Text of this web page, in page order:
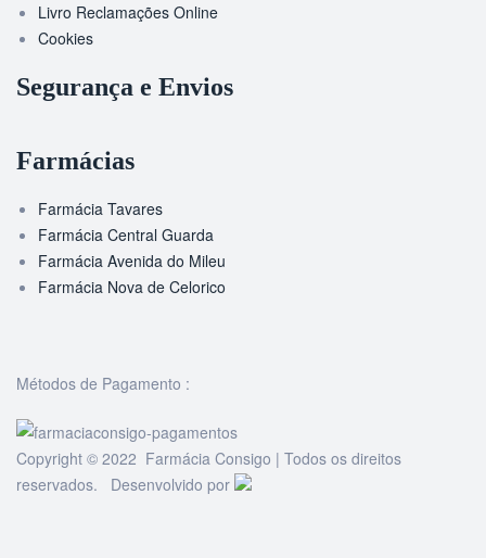
Livro Reclamações Online
Cookies
Segurança e Envios
Farmácias
Farmácia Tavares
Farmácia Central Guarda
Farmácia Avenida do Mileu
Farmácia Nova de Celorico
Métodos de Pagamento :
Copyright © 2022 Farmácia Consigo | Todos os direitos
reservados. Desenvolvido por